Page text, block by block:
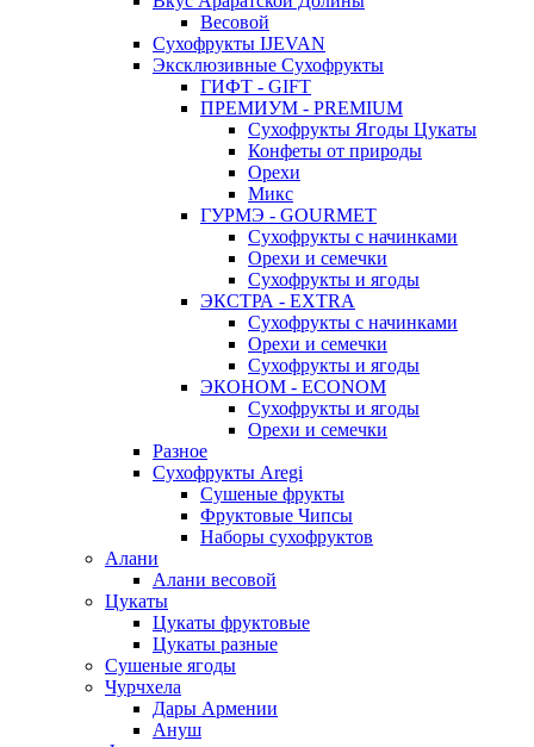
Весовой
Сухофрукты IJEVAN
Эксклюзивные Сухофрукты
ГИФТ - GIFT
ПРЕМИУМ - PREMIUM
Сухофрукты Ягоды Цукаты
Конфеты от природы
Орехи
Микс
ГУРМЭ - GOURMET
Сухофрукты с начинками
Орехи и семечки
Сухофрукты и ягоды
ЭКСТРА - EXTRA
Сухофрукты с начинками
Орехи и семечки
Сухофрукты и ягоды
ЭКОНОМ - ECONOM
Сухофрукты и ягоды
Орехи и семечки
Разное
Сухофрукты Aregi
Сушеные фрукты
Фруктовые Чипсы
Наборы сухофруктов
Алани
Алани весовой
Цукаты
Цукаты фруктовые
Цукаты разные
Сушеные ягоды
Чурчхела
Дары Армении
Ануш